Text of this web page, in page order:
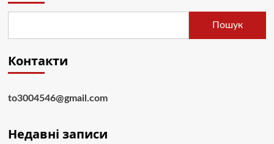
Пошук
Контакти
to3004546@gmail.com
Недавні записи